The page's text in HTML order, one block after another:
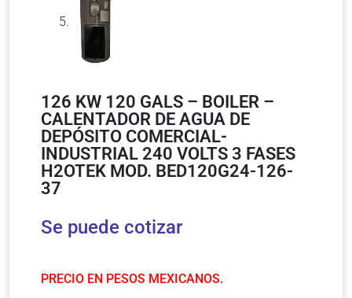
126 KW 120 GALS – BOILER –
CALENTADOR DE AGUA DE
DEPÓSITO COMERCIAL-
INDUSTRIAL 240 VOLTS 3 FASES
H2OTEK MOD. BED120G24-126-
37
Se puede cotizar
PRECIO EN PESOS MEXICANOS.